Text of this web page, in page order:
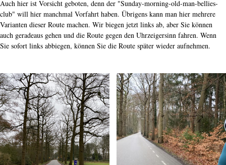
Auch hier ist Vorsicht geboten, denn der "Sunday-morning-old-man-bellies-
club" will hier manchmal Vorfahrt haben. Übrigens kann man hier mehrere
Varianten dieser Route machen. Wir biegen jetzt links ab, aber Sie können
auch geradeaus gehen und die Route gegen den Uhrzeigersinn fahren. Wenn
Sie sofort links abbiegen, können Sie die Route später wieder aufnehmen.